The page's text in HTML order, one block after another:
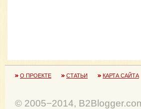
О ПРОЕКТЕ СТАТЬИ КАРТА САЙТА
© 2005−2014,